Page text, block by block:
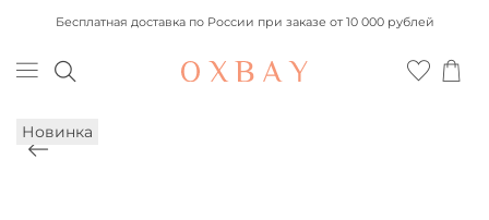
Бесплатная доставка по России при заказе от 10 000 рублей
Новинка